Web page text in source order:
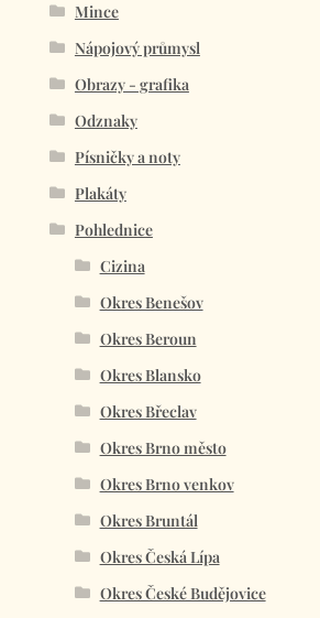
Mince
Nápojový průmysl
Obrazy - grafika
Odznaky
Písničky a noty
Plakáty
Pohlednice
Cizina
Okres Benešov
Okres Beroun
Okres Blansko
Okres Břeclav
Okres Brno město
Okres Brno venkov
Okres Bruntál
Okres Česká Lípa
Okres České Budějovice